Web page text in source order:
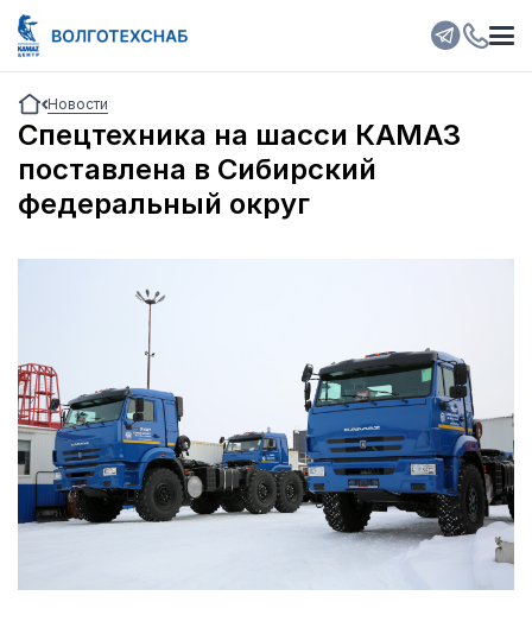
Новости
Спецтехника на шасси КАМАЗ
поставлена в Сибирский
федеральный округ